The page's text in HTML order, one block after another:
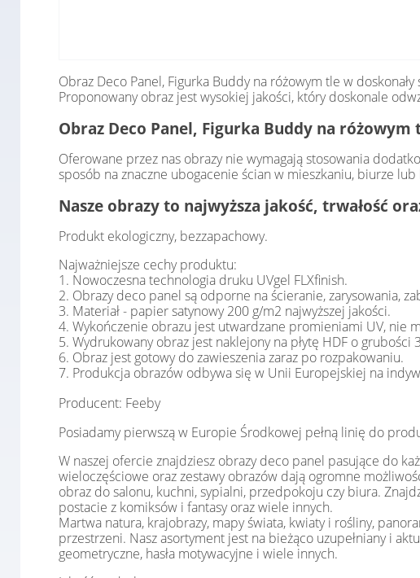
Obraz Deco Panel, Figurka Buddy na różowym tle w
Proponowany obraz jest wysokiej jakości, który doskonale
Obraz Deco Panel, Figurka Buddy na
Oferowane przez nas obrazy nie wymagają stosowania
sposób na znaczne ubogacenie ścian w mieszkaniu, biurze
Nasze obrazy to najwyższa jakość, trwałość
Produkt ekologiczny, bezzapachowy.
Najważniejsze cechy produktu:
1. Nowoczesna technologia druku UVgel FLXfinish.
2. Obrazy deco panel są odporne na ścieranie, zarysowania,
3. Materiał - papier satynowy 200 g/m2 najwyższej jakości.
4. Wykończenie obrazu jest utwardzane promieniami UV, nie
5. Wydrukowany obraz jest naklejony na płytę HDF o
6. Obraz jest gotowy do zawieszenia zaraz po rozpakowaniu.
7. Produkcja obrazów odbywa się w Unii Europejskiej na
Producent: Feeby
Posiadamy pierwszą w Europie Środkowej pełną linię do
W naszej ofercie znajdziesz obrazy deco panel pasujące do
wieloczęściowe oraz zestawy obrazów dają ogromne
obraz do salonu, kuchni, sypialni, przedpokoju czy biura.
postacie z komiksów i fantasy oraz wiele innych.
Martwa natura, krajobrazy, mapy świata, kwiaty i rośliny,
przestrzeni. Nasz asortyment jest na bieżąco uzupełniany i
geometryczne, hasła motywacyjne i wiele innych.